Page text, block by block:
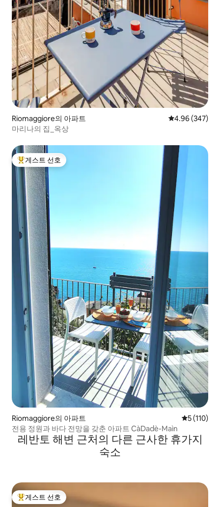
Riomaggiore의 아파트 평점 4.96점(5
4.96 (347)
마리나의 집_옥상
상위 게스트 선호
게스트 선호
Riomaggiore의 아파트 평점 5점(5
5 (110)
전용 정원과 바다 전망을 갖춘 아파트 CàDadè-Maìn
레반토 해변 근처의 다른 근사한 휴가지
숙소
상위 게스트 선호
게스트 선호